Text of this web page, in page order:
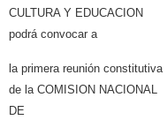
CULTURA Y EDUCACION
podrá convocar a
la primera reunión constitutiva
de la COMISION NACIONAL
DE